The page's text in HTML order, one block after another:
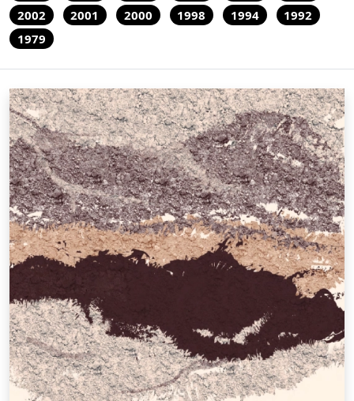
2002
2001 2000 1998 1994
1992
1979